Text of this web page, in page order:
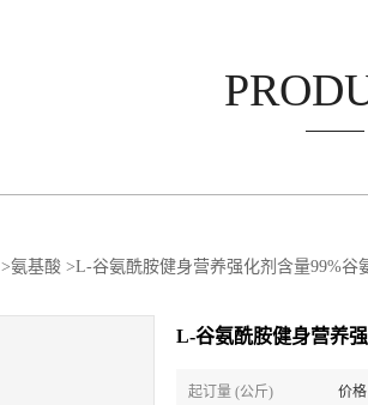
>氨基酸 >L-谷氨酰胺健身营养强化剂含量99%谷
L-谷氨酰胺健身营养
起订量 (公斤) 价格